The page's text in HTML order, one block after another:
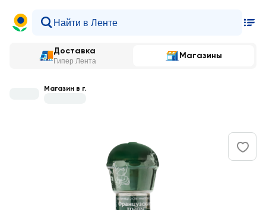
Доставка
Гипер Лента
Магазины
Магазин в г.